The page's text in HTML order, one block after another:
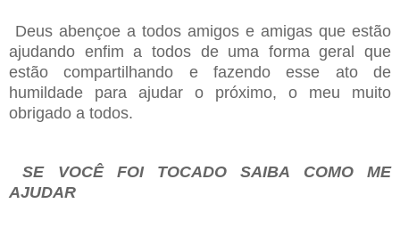
Deus abençoe a todos amigos e amigas que estão
ajudando enfim a todos de uma forma geral que
estão compartilhando e fazendo esse ato de
humildade para ajudar o próximo, o meu muito
obrigado a todos.
SE VOCÊ FOI TOCADO SAIBA COMO ME
AJUDAR